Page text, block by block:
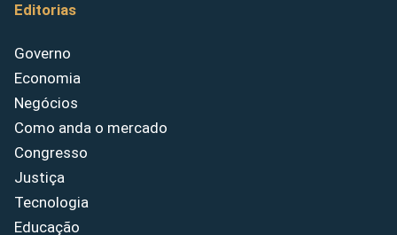
Editorias
Governo
Economia
Negócios
Como anda o mercado
Congresso
Justiça
Tecnologia
Educação